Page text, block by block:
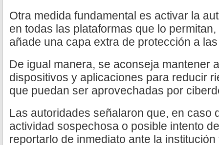
Otra medida fundamental es activar la
en todas las plataformas que lo
añade una capa extra de protección a
De igual manera, se aconseja mantener
dispositivos y aplicaciones para reducir
que puedan ser aprovechadas por
Las autoridades señalaron que, en caso
actividad sospechosa o posible intento
reportarlo de inmediato ante la